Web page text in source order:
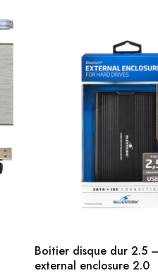
Boitier disque dur 2.5
external enclosure 2.0